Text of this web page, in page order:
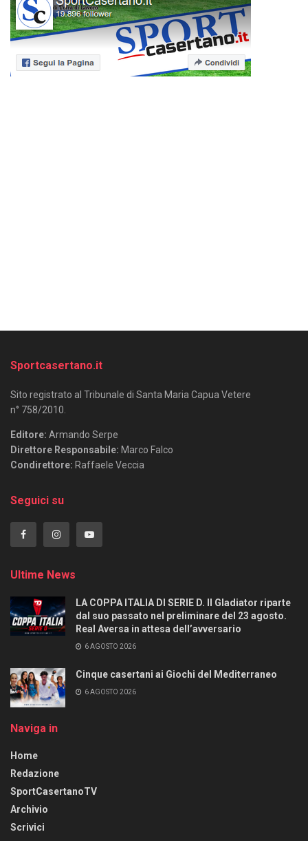
Sportcasertano.it
Sito registrato al Tribunale di Santa Maria Capua Vetere
n° 758/2010.
Editore: Armando Serpe
Direttore Responsabile: Marco Falco
Condirettore: Raffaele Veccia
Seguici su
Ultime News
LA COPPA ITALIA DI SERIE D. Il Gladiator riparte
dal suo passato nel preliminare del 23 agosto.
Real Aversa in attesa dell’avversario
6 AGOSTO 2026
Cinque casertani ai Giochi del Mediterraneo
6 AGOSTO 2026
Naviga in
Home
Redazione
SportCasertanoTV
Archivio
Scrivici